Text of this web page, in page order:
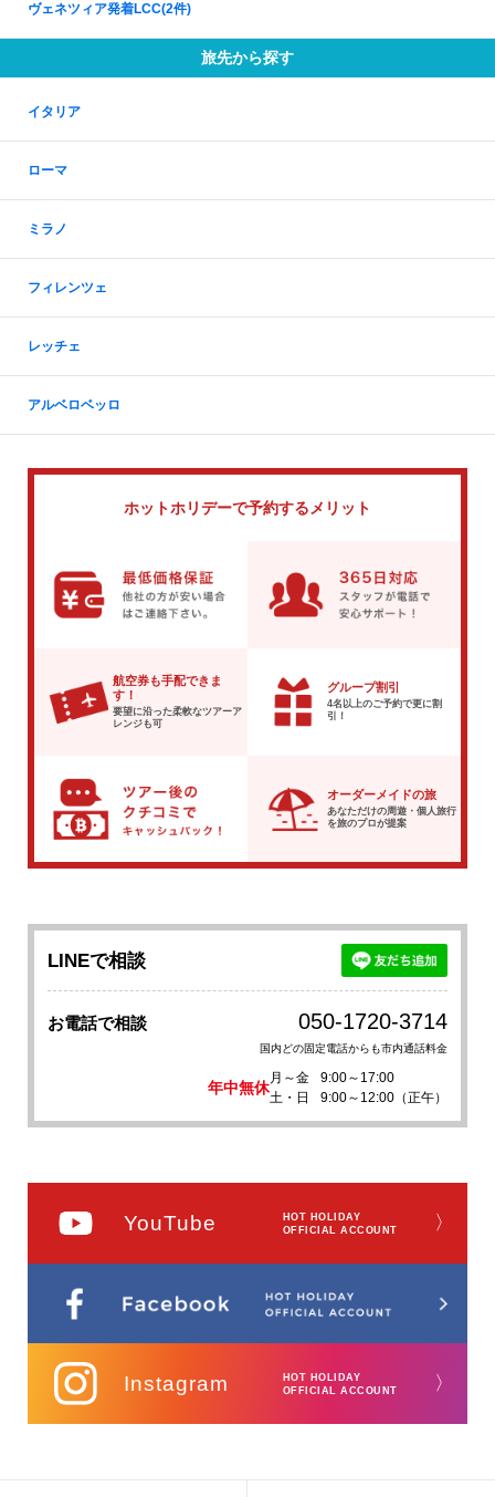
ヴェネツィア発着LCC(2件)
旅先から探す
イタリア
ローマ
ミラノ
フィレンツェ
レッチェ
アルベロベッロ
ホットホリデーで予約するメリット
航空券も手配できま
す！
要望に沿った柔軟なツアーア
レンジも可
グループ割引
4名以上のご予約で更に割
引！
オーダーメイドの旅
あなただけの周遊・個人旅行
を旅のプロが提案
LINEで相談
お電話で相談 050-1720-3714
国内どの固定電話からも市内通話料金
年中無休
月～金
9:00～17:00
土・日
9:00～12:00（正午）
YouTube
HOT HOLIDAY
OFFICIAL ACCOUNT
〉
Instagram
HOT HOLIDAY
OFFICIAL ACCOUNT
〉